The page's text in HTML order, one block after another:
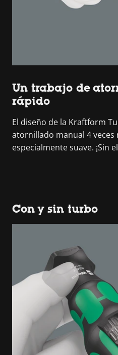
Un trabajo de
rápido
El diseño de la Kraftform
atornillado manual 4 veces
especialmente suave. ¡Sin
Con y sin turbo